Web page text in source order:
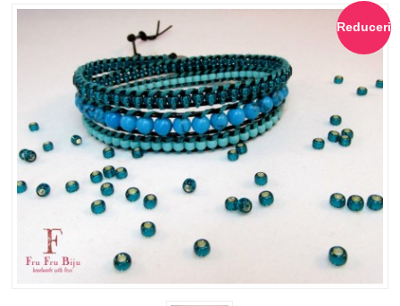
BRATARI CU SNUR
NOUTATI 2024 Hot!
SETURI BRATARI New
COLECTII BRATARI
DESPRE NOI
TESTIMONIALE CLIENTI
Reduceri